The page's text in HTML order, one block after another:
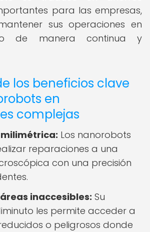
para las empresas,
sus operaciones en
de manera continua y
los beneficios clave
en
complejas
Los nanorobots
reparaciones a una
con una precisión
inaccesibles: Su
les permite acceder a
o peligrosos donde